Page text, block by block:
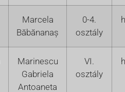
Marcela
Băbănanaș
0-4.
osztály
Marinescu
Gabriela
Antoaneta
VI.
osztály